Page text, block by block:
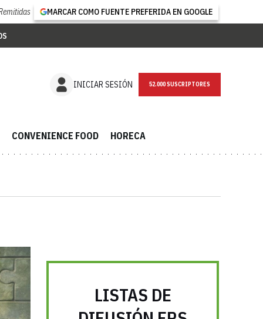
MARCAR COMO FUENTE PREFERIDA EN GOOGLE
INICIAR SESIÓN NEWSLETTER
CONVENIENCE FOOD HORECA
LISTAS DE